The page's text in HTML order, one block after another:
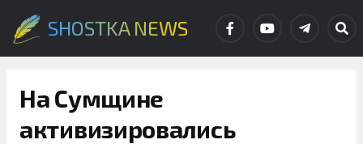
SHOSTKA NEWS
На Сумщине
активизировались